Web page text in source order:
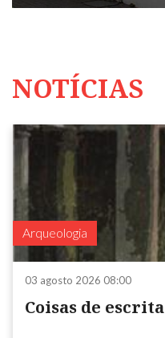
NOTÍCIAS
Arqueologia
03 agosto 2026 08:00
Coisas de escrita